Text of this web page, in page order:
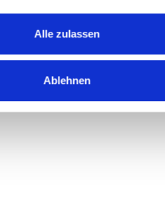
Alle zulassen
Ablehnen